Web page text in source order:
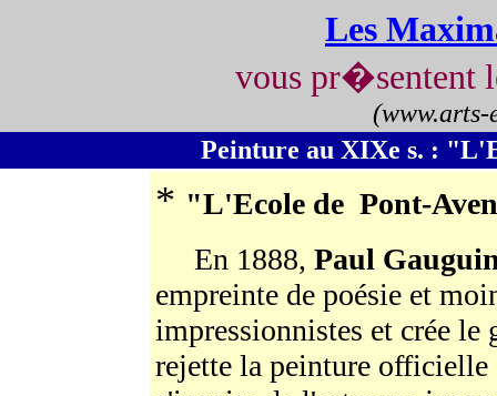
Les
vous pr�sentent
Peinture au XIXe s. :
* "L'Ecole de Pont-
En 1888, Paul
empreinte de poésie et
impressionnistes et crée le
rejette la peinture